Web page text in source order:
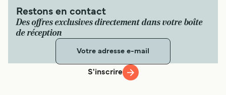
Restons en contact
Des offres exclusives directement dans votre boîte
de réception
S'inscrire